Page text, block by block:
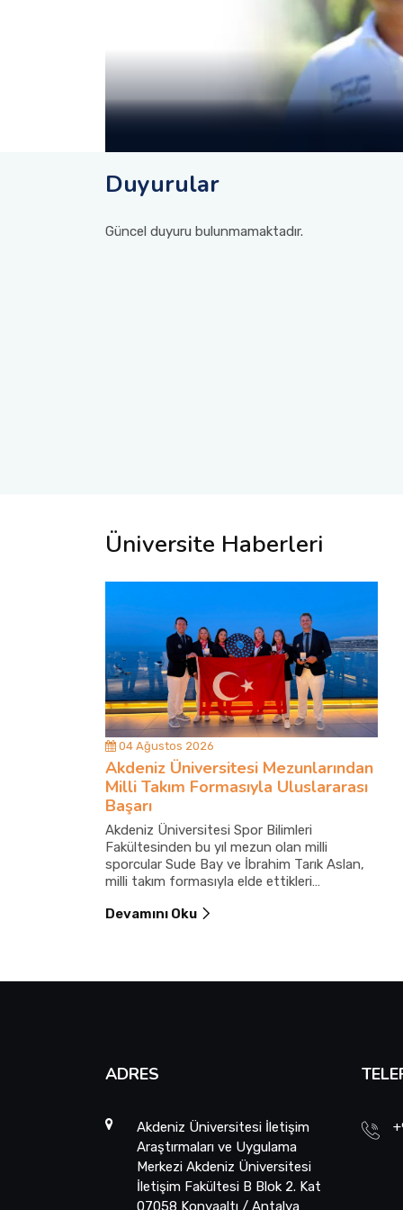
Duyurular
Güncel duyuru bulunmamaktadır.
Üniversite Haberleri
04 Ağustos 2026
Akdeniz Üniversitesi Mezunlarından
Milli Takım Formasıyla Uluslararası
Başarı
Akdeniz Üniversitesi Spor Bilimleri
Fakültesinden bu yıl mezun olan milli
sporcular Sude Bay ve İbrahim Tarık Aslan,
milli takım formasıyla elde ettikleri
Türkiye’ye gurur yaşattı.
Devamını Oku
ADRES
Akdeniz Üniversitesi İletişim
Araştırmaları ve Uygulama
Merkezi Akdeniz Üniversitesi
İletişim Fakültesi B Blok 2. Kat
07058 Konyaaltı / Antalya